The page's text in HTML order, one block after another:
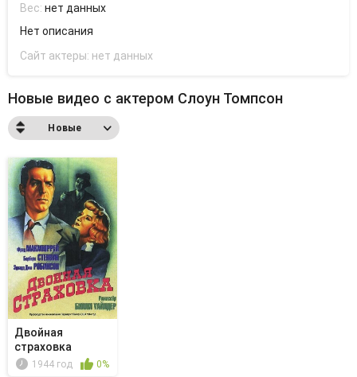
Вес:нет данных
Нет описания
Сайт актеры: нет данных
Новые видео с актером Слоун Томпсон
Новые
Двойная
страховка
1944 год 0%